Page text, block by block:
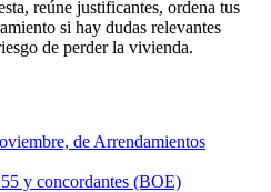
reúne justificantes, ordena tus
si hay dudas relevantes
de perder la vivienda.
de Arrendamientos
y concordantes (BOE)